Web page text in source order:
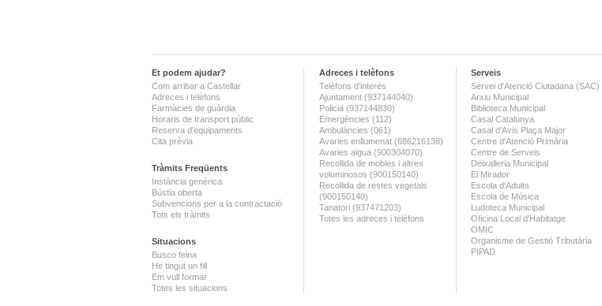
Et podem ajudar?
Com arribar a Castellar
Adreces i telèfons
Farmàcies de guàrdia
Horaris de transport públic
Reserva d'equipaments
Cita prèvia
Tràmits Freqüents
Instància genèrica
Bústia oberta
Subvencions per a la contractació
Tots els tràmits
Situacions
Busco feina
He tingut un fill
Em vull formar
Totes les situacions
Adreces i telèfons
Telèfons d'interès
Ajuntament (937144040)
Policia (937144830)
Emergències (112)
Ambulàncies (061)
Avaries enllumenat (686216138)
Avaries aigua (900304070)
Recollida de mobles i altres
voluminosos (900150140)
Recollida de restes vegetals
(900150140)
Tanatori (937471203)
Totes les adreces i telèfons
Serveis
Servei d'Atenció Ciutadana (SAC)
Arxiu Municipal
Biblioteca Municipal
Casal Catalunya
Casal d'Avis Plaça Major
Centre d'Atenció Primària
Centre de Serveis
Deixalleria Municipal
El Mirador
Escola d'Adults
Escola de Música
Ludoteca Municipal
Oficina Local d'Habitatge
OMIC
Organisme de Gestió Tributària
PIPAD